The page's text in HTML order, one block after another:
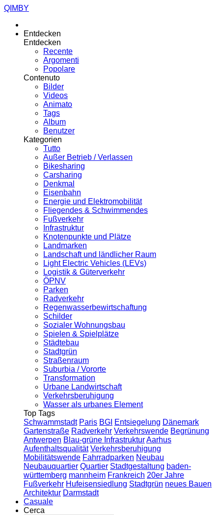
QIMBY
Entdecken
Entdecken
Recente
Argomenti
Popolare
Contenuto
Bilder
Videos
Animato
Tags
Album
Benutzer
Kategorien
Tutto
Außer Betrieb / Verlassen
Bikesharing
Carsharing
Denkmal
Eisenbahn
Energie und Elektromobilität
Fliegendes & Schwimmendes
Fußverkehr
Infrastruktur
Knotenpunkte und Plätze
Landmarken
Landschaft und ländlicher Raum
Light Electric Vehicles (LEVs)
Logistik & Güterverkehr
ÖPNV
Parken
Radverkehr
Regenwasserbewirtschaftung
Schilder
Sozialer Wohnungsbau
Spielen & Spielplätze
Städtebau
Stadtgrün
Straßenraum
Suburbia / Vororte
Transformation
Urbane Landwirtschaft
Verkehrsberuhigung
Wasser als urbanes Element
Top Tags
Schwammstadt Paris BGI Entsiegelung Dänemark
Gartenstraße Radverkehr Verkehrswende Begrünung
Antwerpen Blau-grüne InfrastrukturAarhus
Aufenthaltsqualität Verkehrsberuhigung
Mobilitätswende Fahrradparken Neubau
Neubauquartier Quartier Stadtgestaltung baden-
württemberg mannheim Frankreich 20er Jahre
Fußverkehr Hufeisensiedlung Stadtgrün neues Bauen
Architektur Darmstadt
Casuale
Cerca